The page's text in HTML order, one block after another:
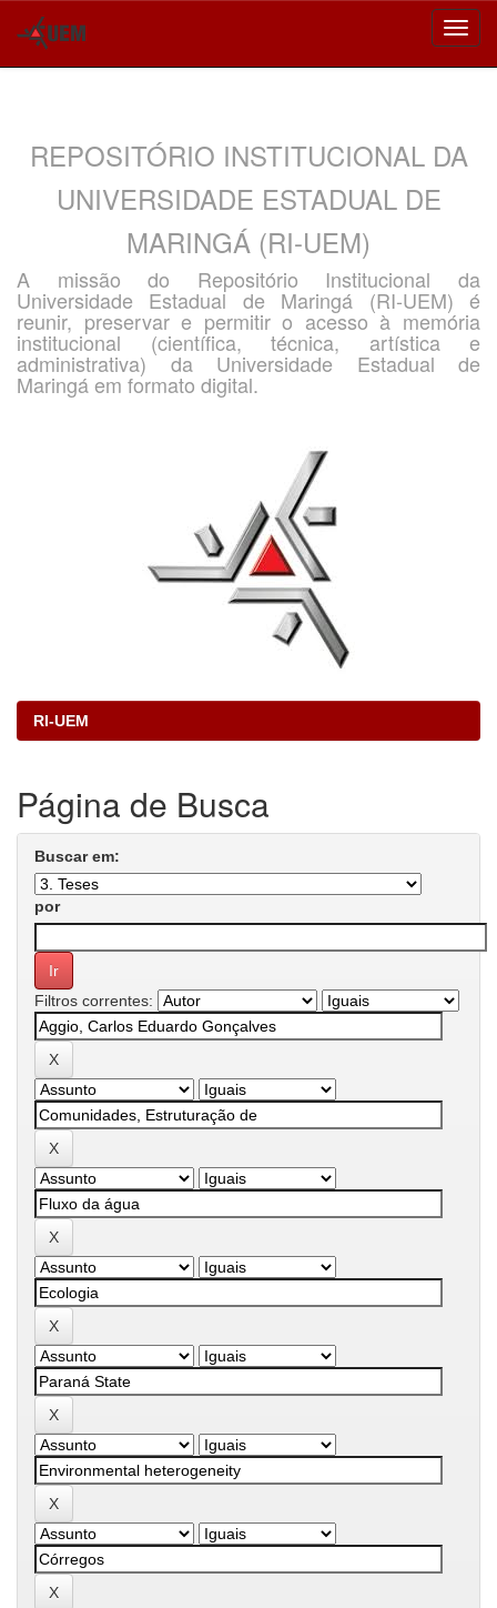
REPOSITÓRIO INSTITUCIONAL DA
UNIVERSIDADE ESTADUAL DE
MARINGÁ (RI-UEM)
A missão do Repositório Institucional da
Universidade Estadual de Maringá (RI-UEM) é
reunir, preservar e permitir o acesso à memória
institucional (científica, técnica, artística e
administrativa) da Universidade Estadual de
Maringá em formato digital.
RI-UEM
Página de Busca
Buscar em:
por
Filtros correntes: